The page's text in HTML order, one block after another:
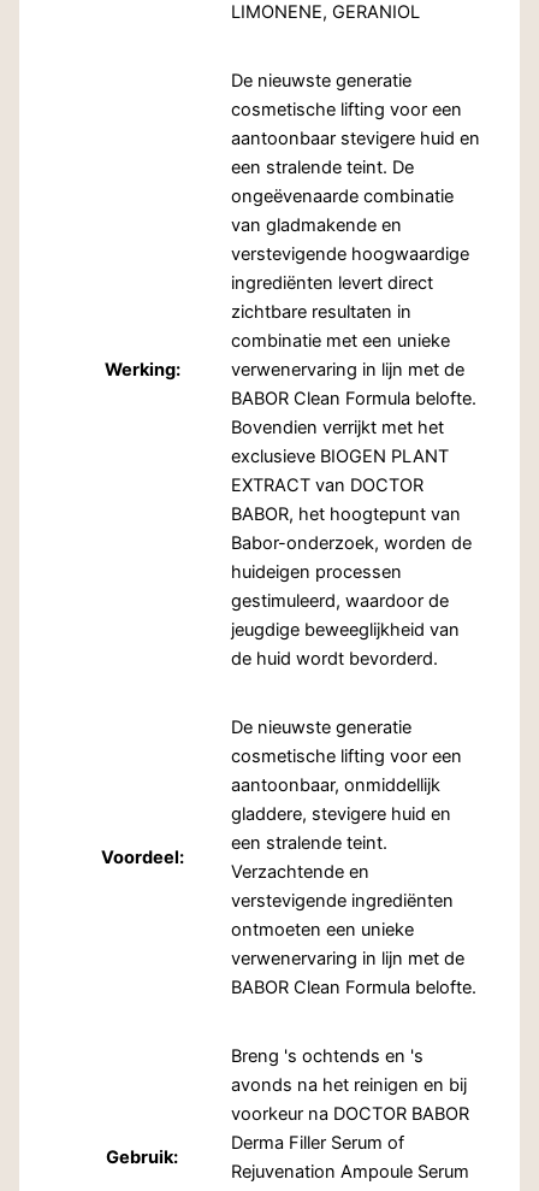
LIMONENE, GERANIOL
Werking:
De nieuwste generatie
cosmetische lifting voor een
aantoonbaar stevigere huid en
een stralende teint. De
ongeëvenaarde combinatie
van gladmakende en
verstevigende hoogwaardige
ingrediënten levert direct
zichtbare resultaten in
combinatie met een unieke
verwenervaring in lijn met de
BABOR Clean Formula belofte.
Bovendien verrijkt met het
exclusieve BIOGEN PLANT
EXTRACT van DOCTOR
BABOR, het hoogtepunt van
Babor-onderzoek, worden de
huideigen processen
gestimuleerd, waardoor de
jeugdige beweeglijkheid van
de huid wordt bevorderd.
Voordeel:
De nieuwste generatie
cosmetische lifting voor een
aantoonbaar, onmiddellijk
gladdere, stevigere huid en
een stralende teint.
Verzachtende en
verstevigende ingrediënten
ontmoeten een unieke
verwenervaring in lijn met de
BABOR Clean Formula belofte.
Gebruik:
Breng 's ochtends en 's
avonds na het reinigen en bij
voorkeur na DOCTOR BABOR
Derma Filler Serum of
Rejuvenation Ampoule Serum